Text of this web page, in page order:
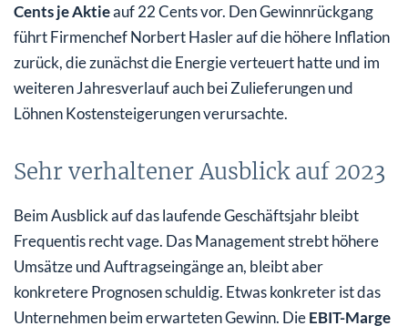
Cents je Aktieauf 22 Cents vor. Den Gewinnrückgang
führt Firmenchef Norbert Hasler auf die höhere Inflation
zurück, die zunächst die Energie verteuert hatte und im
weiteren Jahresverlauf auch bei Zulieferungen und
Löhnen Kostensteigerungen verursachte.
Sehr verhaltener Ausblick auf 2023
Beim Ausblick auf das laufende Geschäftsjahr bleibt
Frequentis recht vage. Das Management strebt höhere
Umsätze und Auftragseingänge an, bleibt aber
konkretere Prognosen schuldig. Etwas konkreter ist das
Unternehmen beim erwarteten Gewinn. DieEBIT-Marge